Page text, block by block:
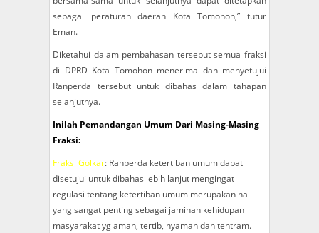
sebagai peraturan daerah Kota Tomohon,” tutur
Eman.
Diketahui dalam pembahasan tersebut semua fraksi
di DPRD Kota Tomohon menerima dan menyetujui
Ranperda tersebut untuk dibahas dalam tahapan
selanjutnya.
Inilah Pemandangan Umum Dari Masing-Masing
Fraksi:
Fraksi Golkar: Ranperda ketertiban umum dapat
disetujui untuk dibahas lebih lanjut mengingat
regulasi tentang ketertiban umum merupakan hal
yang sangat penting sebagai jaminan kehidupan
masyarakat yg aman, tertib, nyaman dan tentram.